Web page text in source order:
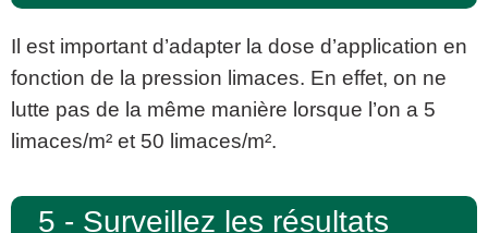
Il est important d’adapter la dose d’application en
fonction de la pression limaces. En effet, on ne
lutte pas de la même manière lorsque l’on a 5
limaces/m² et 50 limaces/m².
5 - Surveillez les résultats